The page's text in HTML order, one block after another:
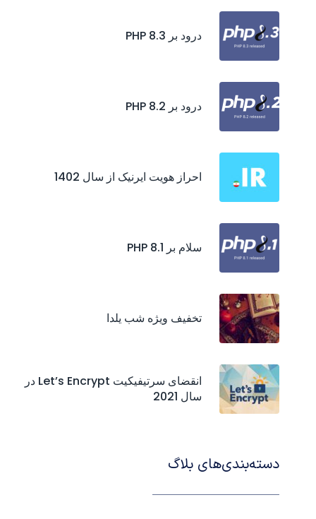
درود بر PHP 8.3
درود بر PHP 8.2
احراز هويت ايرنيک از سال 1402
سلام بر PHP 8.1
تخفیف ویژه شب یلدا
انقضای سرتیفیکیت‌ Let’s Encrypt در
سال 2021
دسته‌بندی‌های بلاگ